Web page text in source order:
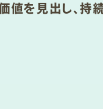
値を見出し、持